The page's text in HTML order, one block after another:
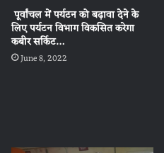
पूर्वांचल में पर्यटन को बढ़ावा देने के
ल‍िए पर्यटन व‍िभाग व‍िकस‍ित करेगा
कबीर सर्किट…
June 8, 2022